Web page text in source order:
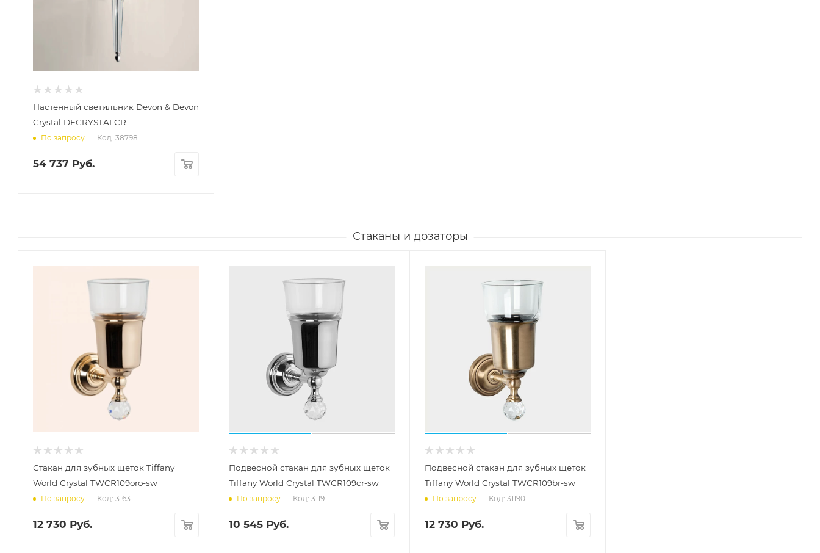
Настенный светильник Devon & Devon
Crystal DECRYSTALCR
По запросу Код: 38798
54 737 Руб.
Стаканы и дозаторы
Стакан для зубных щеток Tiffany
World Crystal TWCR109oro-sw
По запросу Код: 31631
12 730 Руб.
Подвесной стакан для зубных щеток
Tiffany World Crystal TWCR109cr-sw
По запросу Код: 31191
10 545 Руб.
Подвесной стакан для зубных щеток
Tiffany World Crystal TWCR109br-sw
По запросу Код: 31190
12 730 Руб.